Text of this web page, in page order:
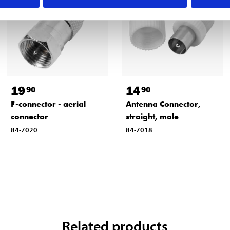
1990
F-connector - aerial
connector
84-7020
1490
Antenna Connector,
straight, male
84-7018
Related products